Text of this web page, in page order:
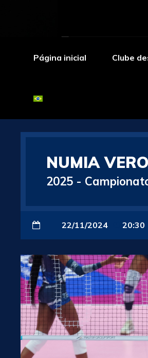
Página inicial Clube
NUMIA
2025 -
22/11/2024 20:30